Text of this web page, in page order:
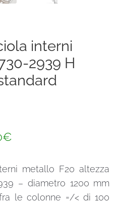
interni
2939 H
€Il
attuale
è:
metallo F20 altezza
– diametro 1200 mm
le colonne =/< di 100